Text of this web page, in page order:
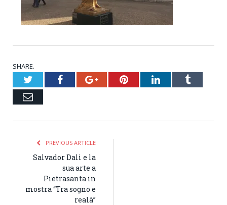
SHARE.
TwitterFacebookGoogle+PinterestLinkedInTumblr
Email
PREVIOUS ARTICLE
Salvador Dalì e la
sua arte a
Pietrasanta in
mostra “Tra sogno e
realà”